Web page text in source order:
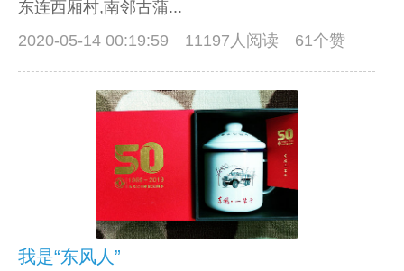
东连西厢村,南邻古蒲...
2020-05-14 00:19:59
11197人阅读 61个赞
我是“东风人”